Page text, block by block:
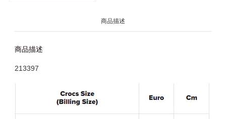
商品描述
商品描述
213397